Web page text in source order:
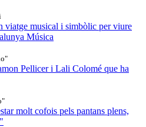
viatge musical i simbòlic per viure
Música
Pellicer i Lali Colomé que ha
molt cofois pels pantans plens,